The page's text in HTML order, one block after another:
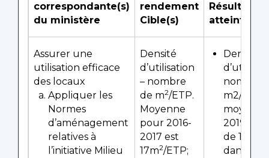
correspondante(s)
du ministère
rendement
Cible(s)
Résultats
atteints
Assurer une
utilisation efficace
des locaux
Appliquer les
Normes
d’aménagement
relatives à
l’initiative Milieu
Densité
d’utilisation
– nombre
de m2/ETP.
Moyenne
pour 2016-
2017 est
17m2/ETP;
Densité
nombre
m2/ETP
2019-
de 18 m
dans une